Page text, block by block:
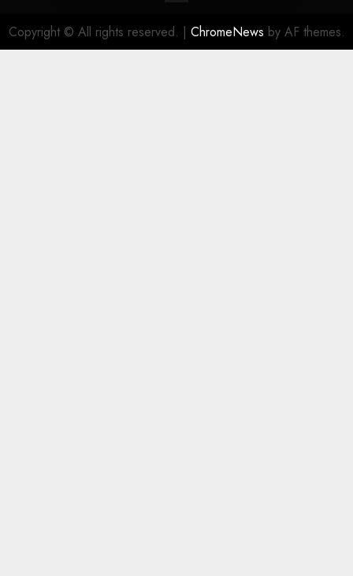
Copyright © All rights reserved. | ChromeNews by AF themes.